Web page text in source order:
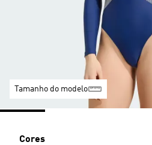
Tamanho do modelo
Cores